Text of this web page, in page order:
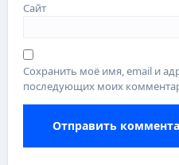
Сайт
Сохранить моё имя, email и
последующих моих